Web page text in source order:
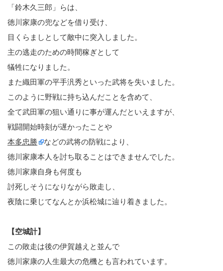
「鈴木久三郎」らは、
徳川家康の兜などを借り受け、
目くらましとして敵中に突入しました。
主の逃走のための時間稼ぎとして
犠牲になりました。
また織田軍の平手汎秀といった武将を失いました。
このように野戦に持ち込んだことを含めて、
全て武田軍の狙い通りに事が運んだといえますが、
戦闘開始時刻が遅かったことや
本多忠勝
などの武将の防戦により、
徳川家康本人を討ち取ることはできませんでした。
徳川家康自身も何度も
討死しそうになりながら敗走し、
夜陰に乗じてなんとか浜松城に辿り着きました。
【空城計】
この敗走は後の伊賀越えと並んで
徳川家康の人生最大の危機とも言われています。